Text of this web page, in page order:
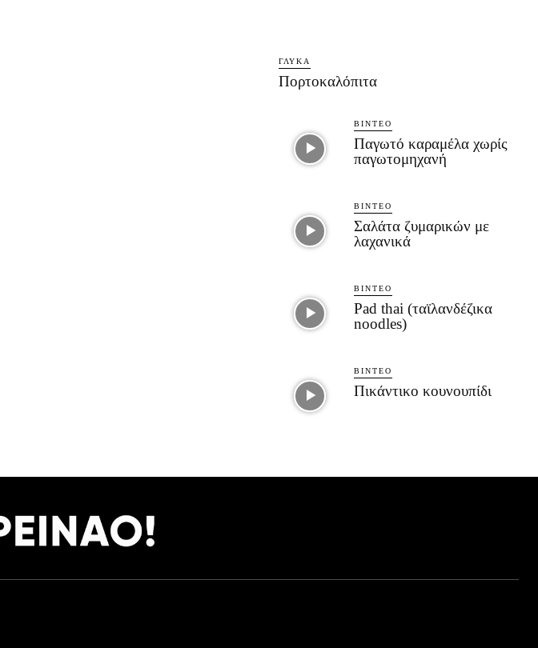
ΓΛΥΚΆ
Πορτοκαλόπιτα
ΒΊΝΤΕΟ
Παγωτό καραμέλα χωρίς
παγωτομηχανή
ΒΊΝΤΕΟ
Σαλάτα ζυμαρικών με
λαχανικά
ΒΊΝΤΕΟ
Pad thai (ταϊλανδέζικα
noodles)
ΒΊΝΤΕΟ
Πικάντικο κουνουπίδι